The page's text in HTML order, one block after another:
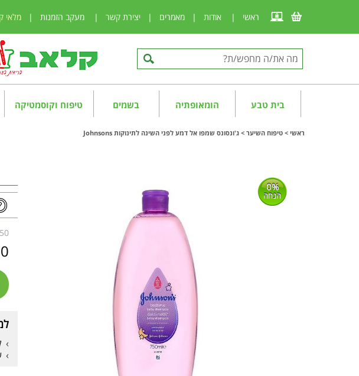
ראשי | אודות | מאמרים | יצירת קשר | מעקב הזמנות | מלאי
בית טבע הומאופתיה בשמים טיפוח וקוסמטיקה
ראשי > טיפוח השיער > ג'ונסונס שמפו אל דמע לפני השינה לתינוקות Johnsons
0%
הנחה
750 מ"ל